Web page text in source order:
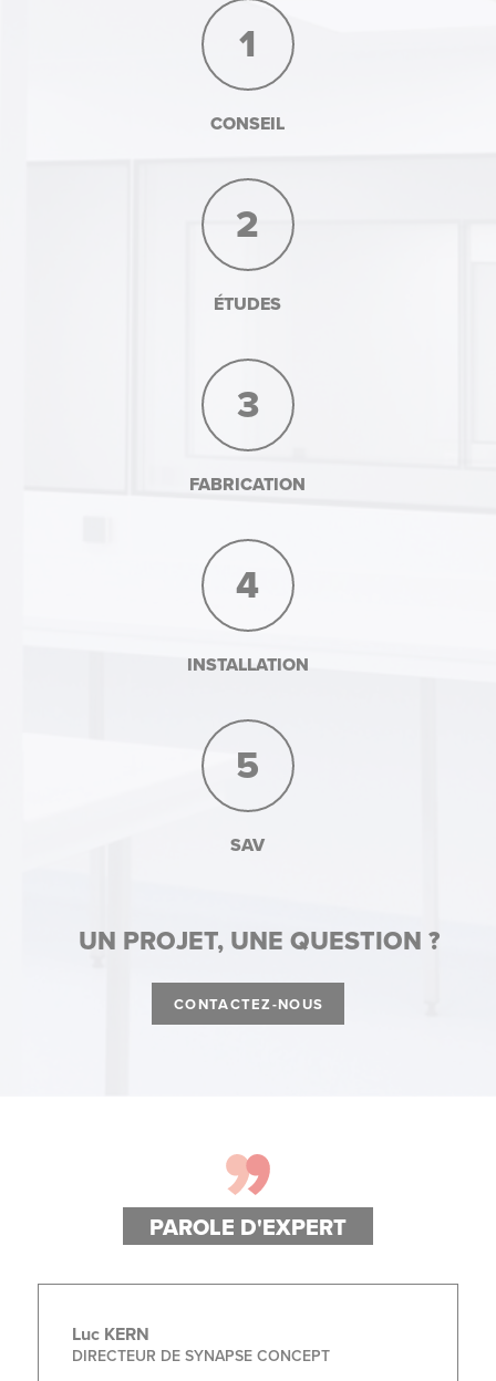
1
CONSEIL
2
ÉTUDES
3
FABRICATION
4
INSTALLATION
5
SAV
UN PROJET, UNE QUESTION ?
CONTACTEZ-NOUS
PAROLE D'EXPERT
Luc KERN
DIRECTEUR DE SYNAPSE CONCEPT